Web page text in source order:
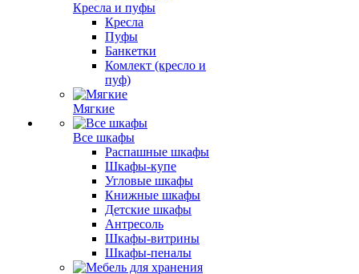
Кресла и пуфы
Кресла
Пуфы
Банкетки
Комлект (кресло и
пуф)
Мягкие
Все шкафы
Распашные шкафы
Шкафы-купе
Угловые шкафы
Книжные шкафы
Детские шкафы
Антресоль
Шкафы-витрины
Шкафы-пеналы